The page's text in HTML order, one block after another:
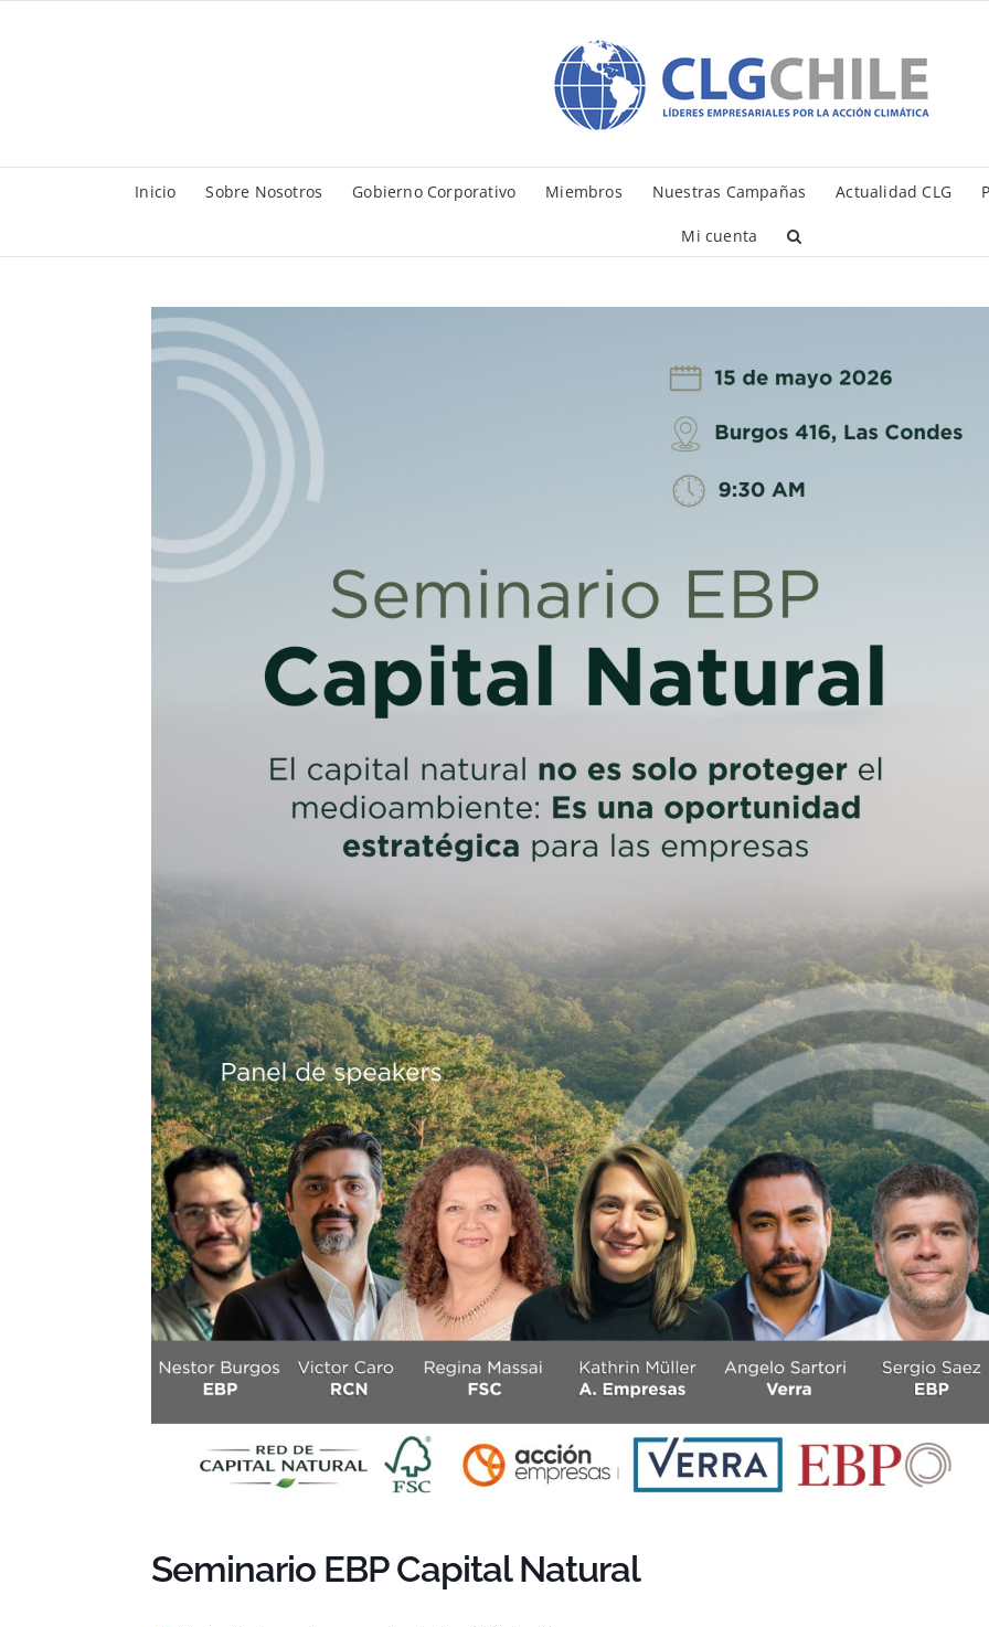
Inicio Sobre Nosotros Gobierno Corporativo Miembros Nuestras Campañas Actualidad CLG
Mi cuenta
Seminario EBP Capital Natural